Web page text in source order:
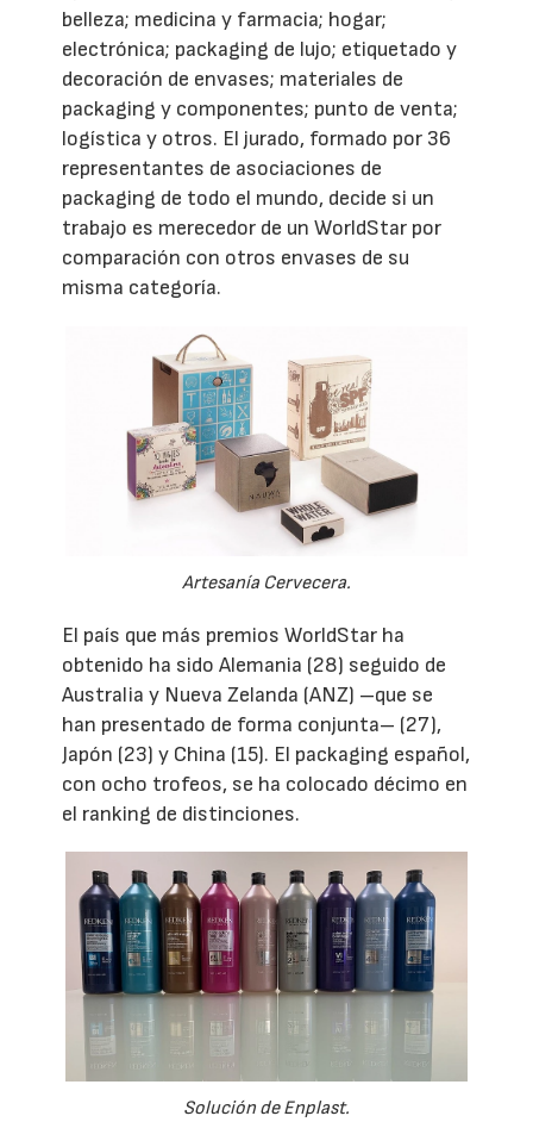
belleza; medicina y farmacia; hogar;
electrónica; packaging de lujo; etiquetado y
decoración de envases; materiales de
packaging y componentes; punto de venta;
logística y otros. El jurado, formado por 36
representantes de asociaciones de
packaging de todo el mundo, decide si un
trabajo es merecedor de un WorldStar por
comparación con otros envases de su
misma categoría.
Artesanía Cervecera.
El país que más premios WorldStar ha
obtenido ha sido Alemania (28) seguido de
Australia y Nueva Zelanda (ANZ) –que se
han presentado de forma conjunta– (27),
Japón (23) y China (15). El packaging español,
con ocho trofeos, se ha colocado décimo en
el ranking de distinciones.
Solución de Enplast.